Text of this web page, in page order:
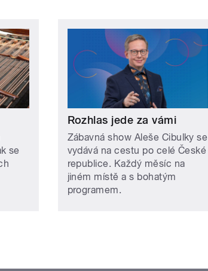
se
Rozhlas jede za vámi
Zábavná show Aleše Cibulky se
vydává na cestu po celé České
republice. Každý měsíc na
jiném místě a s bohatým
programem.